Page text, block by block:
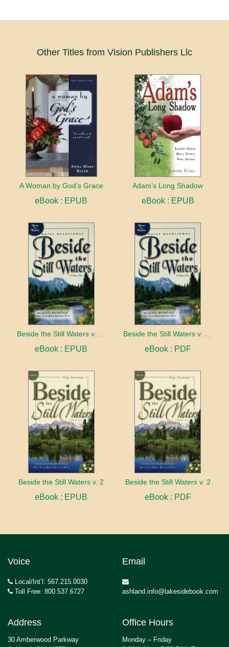
Other Titles from Vision Publishers Llc
A Woman by God’s Grace
eBook : EPUB
Adam’s Long Shadow
eBook : EPUB
Beside the Still Waters v. 1 Indexed Edition
eBook : EPUB
Beside the Still Waters v. 1 Indexed Edition
eBook : PDF
Beside the Still Waters v. 2
eBook : EPUB
Beside the Still Waters v. 2
eBook : PDF
Voice
Local/Int’l: 567.215.0030
Toll Free: 800.537.6727
Email
ashland.info@lakesidebook.com
Address
30 Amberwood Parkway
Office Hours
Monday – Friday